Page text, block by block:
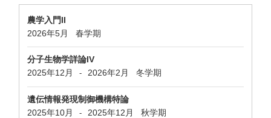
農学入門II
2026年5月
春学期
分子生物学詳論IV
2025年12月
- 2026年2月 冬学期
遺伝情報発現制御機構特論
2025年10月
- 2025年12月 秋学期